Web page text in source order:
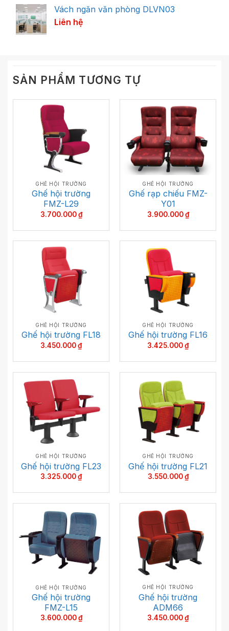
đánh giá
Vách ngăn văn phòng DLVN03
Liên hệ
SẢN PHẨM TƯƠNG TỰ
GHẾ HỘI TRƯỜNG
Ghế hội trường
FMZ-L29
3.700.000₫
GHẾ HỘI TRƯỜNG
Ghế rạp chiếu FMZ-
Y01
3.900.000₫
GHẾ HỘI TRƯỜNG
Ghế hội trường FL18
3.450.000₫
GHẾ HỘI TRƯỜNG
Ghế hội trường FL16
3.425.000₫
GHẾ HỘI TRƯỜNG
Ghế hội trường FL23
3.325.000₫
GHẾ HỘI TRƯỜNG
Ghế hội trường FL21
3.550.000₫
GHẾ HỘI TRƯỜNG
Ghế hội trường
FMZ-L15
3.600.000₫
GHẾ HỘI TRƯỜNG
Ghế hội trường
ADM66
3.450.000₫